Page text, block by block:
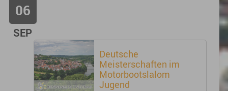
06
SEP
Deutsche
Meisterschaften im
Motorbootslalom
Jugend